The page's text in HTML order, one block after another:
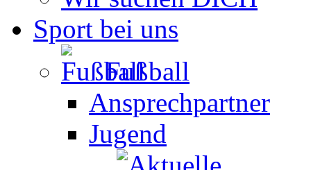
Sport bei uns
Fußball
Ansprechpartner
Jugend